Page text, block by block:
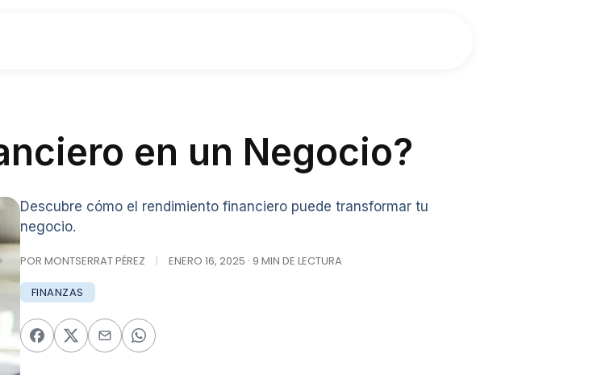
en un Negocio?
Descubre cómo el rendimiento financiero puede transformar tu
negocio.
POR MONTSERRAT PÉREZ | ENERO 16, 2025 · 9 MIN DE LECTURA
FINANZAS